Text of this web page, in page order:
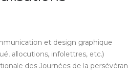
et design graphique
allocutions, infolettres, etc.)
des Journées de la